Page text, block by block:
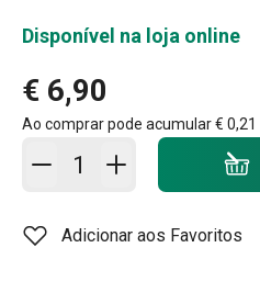
Disponível na loja online
€ 6,90
Ao comprar pode acumular€ 0,21
Adicionar ao carrinho -
Adicionar aos Favoritos